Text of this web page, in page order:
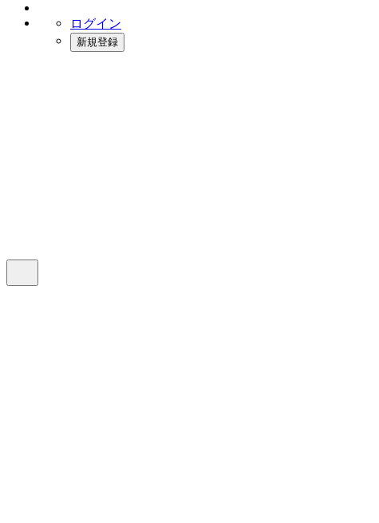
ログイン
新規登録